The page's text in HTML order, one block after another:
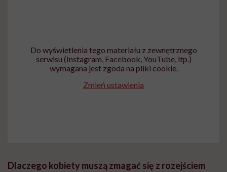
Do wyświetlenia tego materiału z zewnętrznego
serwisu (Instagram, Facebook, YouTube, itp.)
wymagana jest zgoda na pliki cookie.
Zmień ustawienia
Dlaczego kobiety muszą zmagać się z rozejściem